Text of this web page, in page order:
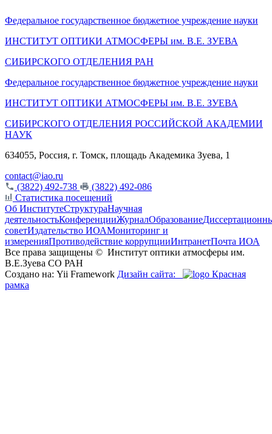
Федеральное государственное бюджетное учреждение науки
ИНСТИТУТ ОПТИКИ АТМОСФЕРЫ им. В.Е. ЗУЕВА
СИБИРСКОГО ОТДЕЛЕНИЯ РАН
Федеральное государственное бюджетное учреждение науки
ИНСТИТУТ ОПТИКИ АТМОСФЕРЫ им. В.Е. ЗУЕВА
СИБИРСКОГО ОТДЕЛЕНИЯ РОССИЙСКОЙ АКАДЕМИИ
НАУК
634055, Россия, г. Томск, площадь Академика Зуева, 1
contact@iao.ru
(3822) 492-738
(3822) 492-086
Статистика посещений
Об ИнститутеСтруктураНаучная
деятельностьКонференцииЖурналОбразование
советИздательство ИОАМониторинг и
измеренияПротиводействие коррупцииИнтранетПочта ИОА
Все права защищены © Институт оптики атмосферы им.
В.Е.Зуева СО РАН
Создано на: Yii Framework Дизайн сайта:
Красная
рамка